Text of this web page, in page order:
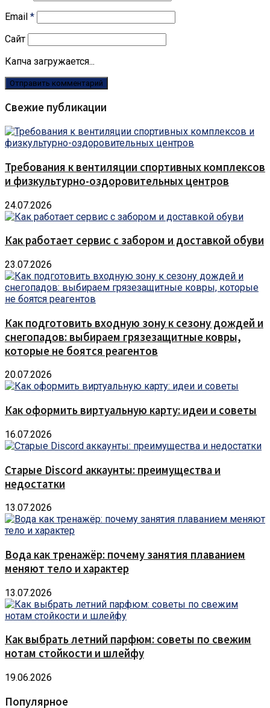
Email *
Сайт
Капча загружается...
Свежие публикации
Требования к вентиляции спортивных комплексов
и физкультурно-оздоровительных центров
24.07.2026
Как работает сервис с забором и доставкой обуви
23.07.2026
Как подготовить входную зону к сезону дождей и
снегопадов: выбираем грязезащитные ковры,
которые не боятся реагентов
20.07.2026
Как оформить виртуальную карту: идеи и советы
16.07.2026
Старые Discord аккаунты: преимущества и
недостатки
13.07.2026
Вода как тренажёр: почему занятия плаванием
меняют тело и характер
13.07.2026
Как выбрать летний парфюм: советы по свежим
нотам стойкости и шлейфу
19.06.2026
Популярное